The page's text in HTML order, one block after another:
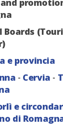
Boards
e provincia
- Cervia -
e
di